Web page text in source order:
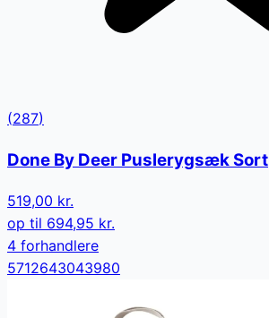
(287)
Done By Deer Puslerygsæk Sort
519,00 kr.
op til 694,95 kr.
4 forhandlere
5712643043980